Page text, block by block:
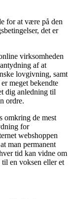
for at være på den
det er
virksomheden
af at
lovgivning, samt
meget bekendte
dig anledning til
ordre.
omkring de mest
for
webshoppen
man permanent
tid kan vidne om
en voksen eller et